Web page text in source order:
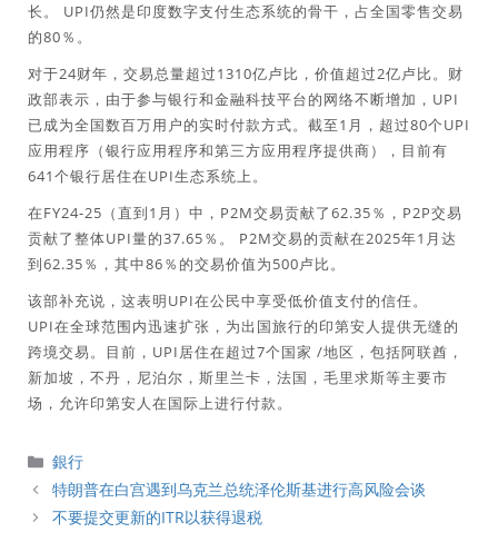
长。 UPI仍然是印度数字支付生态系统的骨干，占全国零售交易
的80％。
对于24财年，交易总量超过1310亿卢比，价值超过2亿卢比。财
政部表示，由于参与银行和金融科技平台的网络不断增加，UPI
已成为全国数百万用户的实时付款方式。截至1月，超过80个UPI
应用程序（银行应用程序和第三方应用程序提供商），目前有
641个银行居住在UPI生态系统上。
在FY24-25（直到1月）中，P2M交易贡献了62.35％，P2P交易
贡献了整体UPI量的37.65％。 P2M交易的贡献在2025年1月达
到62.35％，其中86％的交易价值为500卢比。
该部补充说，这表明UPI在公民中享受低价值支付的信任。
UPI在全球范围内迅速扩张，为出国旅行的印第安人提供无缝的
跨境交易。目前，UPI居住在超过7个国家 /地区，包括阿联酋，
新加坡，不丹，尼泊尔，斯里兰卡，法国，毛里求斯等主要市
场，允许印第安人在国际上进行付款。
分
類
銀行
特朗普在白宫遇到乌克兰总统泽伦斯基进行高风险会谈
不要提交更新的ITR以获得退税